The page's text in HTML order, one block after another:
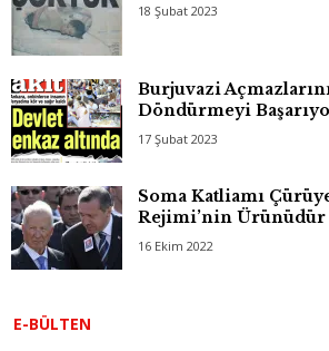
18 Şubat 2023
Burjuvazi
Döndürmeyi
17 Şubat 2023
Soma Katliamı
Rejimi’nin Ürünüdür
16 Ekim 2022
E-BÜLTEN